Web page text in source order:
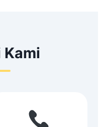
Kami